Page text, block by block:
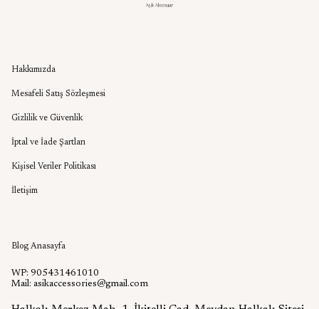
Hakkımızda
Mesafeli Satış Sözleşmesi
Gizlilik ve Güvenlik
İptal ve İade Şartları
Kişisel Veriler Politikası
İletişim
Blog Anasayfa
WP: 905431461010
Mail: asikaccessories@gmail.com